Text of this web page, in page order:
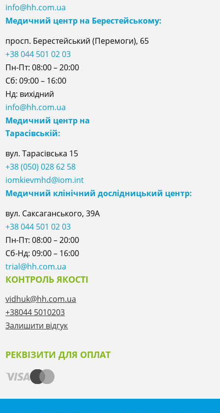
info@hh.com.ua
Медичний центр на Берестейському:
просп. Берестейський (Перемоги), 65
+38 044 501 02 03
Пн-Пт: 08:00 – 20:00
Сб: 09:00 – 16:00
Нд: вихідний
info@hh.com.ua
Медичний центр на
Тарасівській:
вул. Тарасівська 15
+38 (050) 028 62 58
iomkievmhd@iom.int
Медичний клінічний дослідницький центр:
вул. Саксаганського, 39А
+38 044 501 02 03
Пн-Пт: 08:00 – 20:00
Сб-Нд: 09:00 – 16:00
trial@hh.com.ua
КОНТРОЛЬ ЯКОСТІ
vidhuk@hh.com.ua
+38044 5010203
Залишити відгук
РЕКВІЗИТИ ДЛЯ ОПЛАТ